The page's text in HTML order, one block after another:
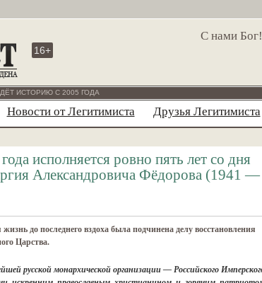
С нами Бог!
16+
ИСТОРИЮ С 2005 ГОДА
Новости от Легитимиста Друзья Легитимиста
исполняется ровно пять лет со дня
Александровича Фёдорова (1941 —
жизнь до последнего вздоха была подчинена делу восстановления
Царства.
русской монархической организации — Российского